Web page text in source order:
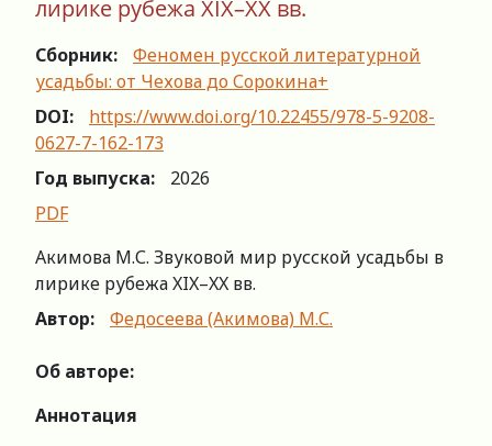
лирике рубежа XIX–XX вв.
Сборник:
Феномен русской литературной
усадьбы: от Чехова до Сорокина+
DOI:
https://www.doi.org/10.22455/978-5-9208-
0627-7-162-173
Год выпуска:
2026
PDF
Акимова М.С. Звуковой мир русской усадьбы в
лирике рубежа XIX–XX вв.
Автор:
Федосеева (Акимова) М.С.
Об авторе:
Аннотация